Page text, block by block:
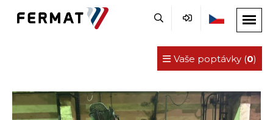
Vaše poptávky (0)